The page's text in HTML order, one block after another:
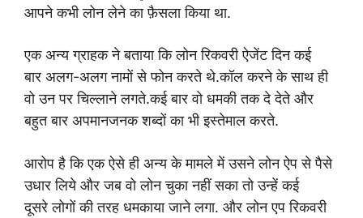
आपनेकभी लोन लेने का फ़ैसला किया था.
एक अन्य ग्राहक ने बताया कि लोन रिकवरी ऐजेंट दिन कई
बार अलग-अलग नामों से फोन करते थे.कॉल करने के साथ ही
वो उनपर चिल्लाने लगते.कई बार वो धमकी तक दे देते और
बहुत बार अपमानजनक शब्दों का भी इस्तेमाल करते.
आरोप है कि एक ऐसे ही अन्य के मामले में उसने लोन ऐप से पैसे
उधार लिये और जब वो लोन चुका नहीं सका तो उन्हें कई
दूसरेलोगों की तरह धमकाया जाने लगा. और लोन एप रिकवरी